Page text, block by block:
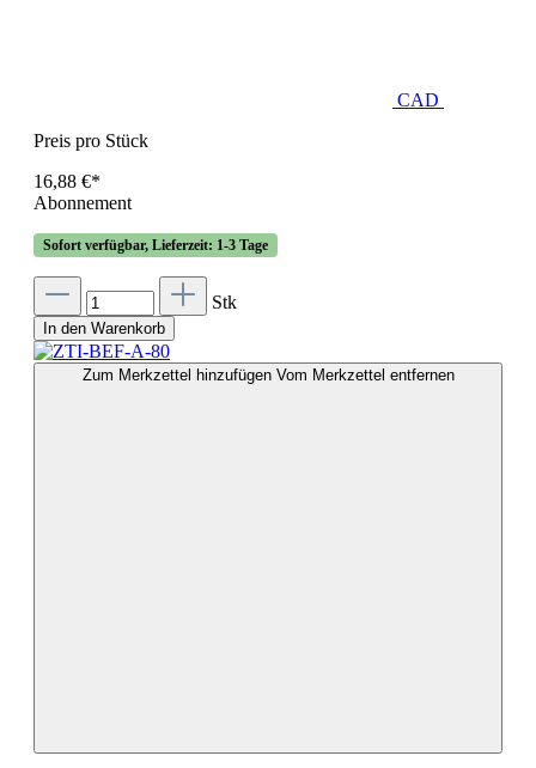
CAD
Preis pro Stück
16,88 €*
Abonnement
Sofort verfügbar, Lieferzeit: 1-3 Tage
Stk
In den Warenkorb
Zum Merkzettel hinzufügen Vom Merkzettel entfernen